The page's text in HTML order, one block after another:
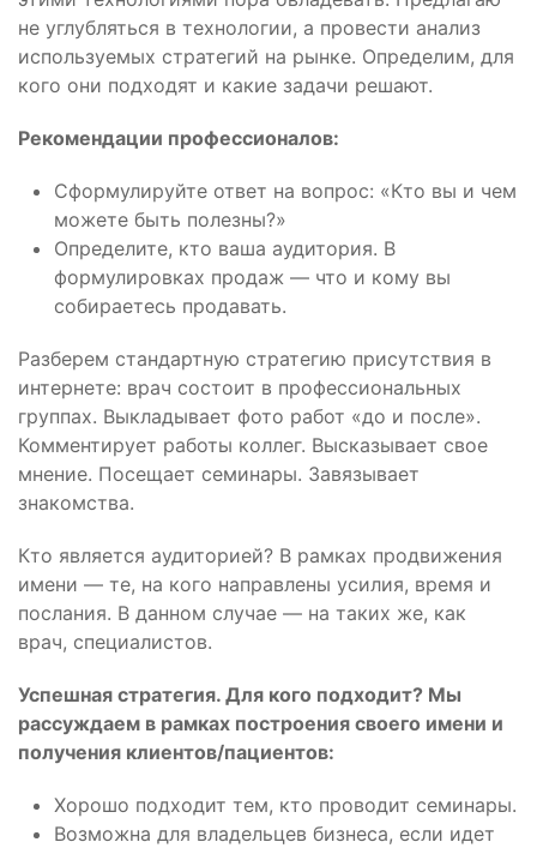
не углубляться в технологии, а провести анализ
используемых стратегий на рынке. Определим, для
кого они подходят и какие задачи решают.
Рекомендации профессионалов:
Сформулируйте ответ на вопрос: «Кто вы и чем
можете быть полезны?»
Определите, кто ваша аудитория. В
формулировках продаж — что и кому вы
собираетесь продавать.
Разберем стандартную стратегию присутствия в
интернете: врач состоит в профессиональных
группах. Выкладывает фото работ «до и после».
Комментирует работы коллег. Высказывает свое
мнение. Посещает семинары. Завязывает
знакомства.
Кто является аудиторией? В рамках продвижения
имени — те, на кого направлены усилия, время и
послания. В данном случае — на таких же, как
врач, специалистов.
Успешная стратегия. Для кого подходит? Мы
рассуждаем в рамках построения своего имени и
получения клиентов/пациентов:
Хорошо подходит тем, кто проводит семинары.
Возможна для владельцев бизнеса, если идет